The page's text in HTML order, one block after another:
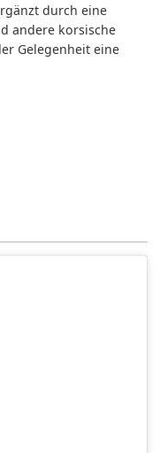
durch eine
andere korsische
Gelegenheit eine